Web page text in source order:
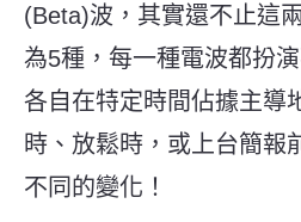
(Beta)波，其實還不止這
為5種，每一種電波都扮
各自在特定時間佔據主導
時、放鬆時，或上台簡報
不同的變化！